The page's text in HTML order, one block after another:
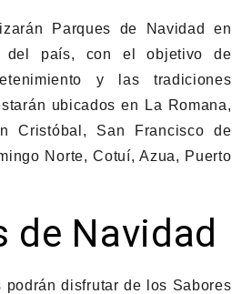
Parques de Navidad en
del país, con el objetivo de
y las tradiciones
ubicados en La Romana,
Cristóbal, San Francisco de
Norte, Cotuí, Azua, Puerto
de Navidad
podrán disfrutar de los Sabores